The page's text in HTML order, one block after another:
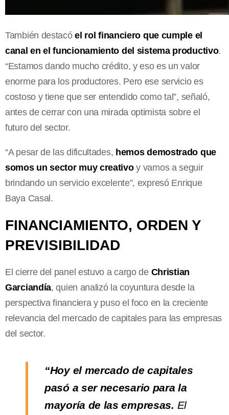
También destacóel rol financiero que cumple el
canal en el funcionamiento del sistema productivo.
“Estamos dando mucho crédito, y eso es un valor
enorme para los productores. Pero ese servicio es
costoso y tiene que ser entendido como tal”, señaló,
antes de cerrar con una mirada optimista sobre el
futuro del sector.
“A pesar de las dificultades, hemos demostrado que
somos un sector muy creativoy vamos a seguir
brindando un servicio excelente”, expresó Enrique
Baya Casal.
FINANCIAMIENTO, ORDEN Y
PREVISIBILIDAD
El cierre del panel estuvo a cargo de Christian
Garciandía, quien analizó la coyuntura desde la
perspectiva financiera y puso el foco en la creciente
relevancia del mercado de capitales para las empresas
del sector.
“Hoy el mercado de capitales
pasó a ser necesario para la
mayoría de las empresas. El